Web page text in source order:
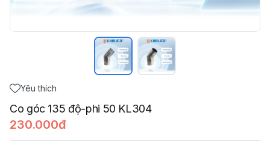
Yêu thích
Co góc 135 độ-phi 50 KL304
230.000đ